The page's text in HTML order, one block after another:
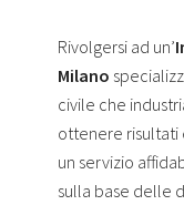
Rivolgersi ad un’
Milano
civile che
ottenere
un servizio
sulla base delle